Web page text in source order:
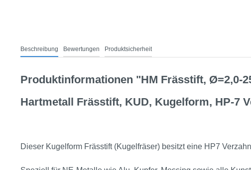
Beschreibung Bewertungen Produktsicherheit
Produktinformationen "HM Frässtift, Ø=2,0-
Hartmetall Frässtift, KUD, Kugelform, HP-7
Dieser Kugelform Frässtift (Kugelfräser) besitzt eine HP7